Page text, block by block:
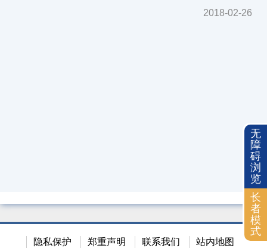
2018-02-26
隐私保护 郑重声明 联系我们 站内地图
无
障
碍
浏
览
长
者
模
式